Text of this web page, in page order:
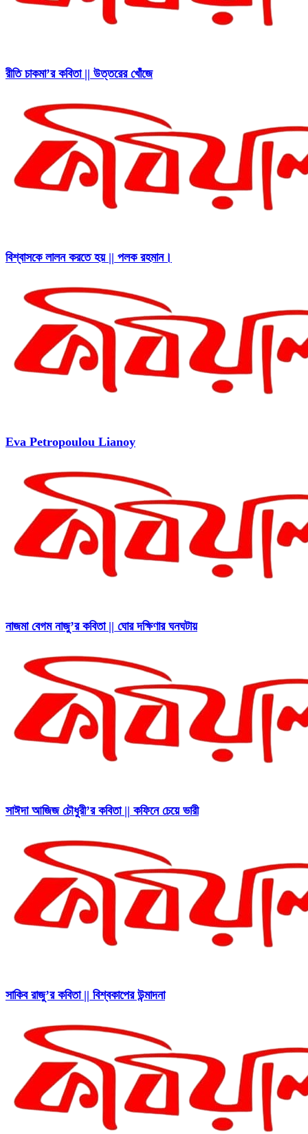
রীতি চাকমা’র কবিতা || উত্তরের খোঁজে
বিশ্বাসকে লালন করতে হয় || পলক রহমান।
Eva Petropoulou Lianoy
নাজমা বেগম নাজু’র কবিতা || ঘোর দক্ষিণার ঘনঘটায়
সাঈদা আজিজ চৌধুরী’র কবিতা || কফিনে চেয়ে ভারী
সাকিব রাজু’র কবিতা || বিশ্বকাপের উন্মাদনা